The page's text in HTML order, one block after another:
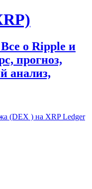
о Ripple и
прогноз,
анализ,
(DEX ) на XRP Ledger